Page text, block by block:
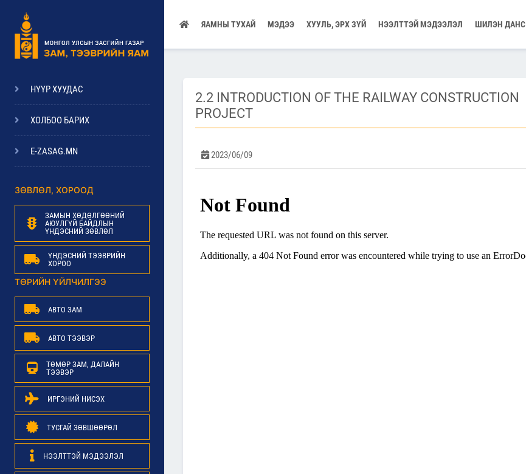
ЯАМНЫ ТУХАЙ МЭДЭЭ ХУУЛЬ, ЭРХ ЗҮЙ НЭЭЛТТЭЙ МЭДЭЭЛЭЛ ШИЛЭН ДАНС
НҮҮР ХУУДАС
ХОЛБОО БАРИХ
E-ZASAG.MN
ЗӨВЛӨЛ, ХОРООД
ЗАМЫН ХӨДӨЛГӨӨНИЙ
АЮУЛГҮЙ БАЙДЛЫН
ҮНДЭСНИЙ ЗӨВЛӨЛ
ҮНДЭСНИЙ ТЭЭВРИЙН
ХОРОО
ТӨРИЙН ҮЙЛЧИЛГЭЭ
АВТО ЗАМ
АВТО ТЭЭВЭР
ТӨМӨР ЗАМ, ДАЛАЙН
ТЭЭВЭР
ИРГЭНИЙ НИСЭХ
ТУСГАЙ ЗӨВШӨӨРӨЛ
НЭЭЛТТЭЙ МЭДЭЭЛЭЛ
2.2 INTRODUCTION OF THE RAILWAY CONSTRUCTION
PROJECT
2023/06/09